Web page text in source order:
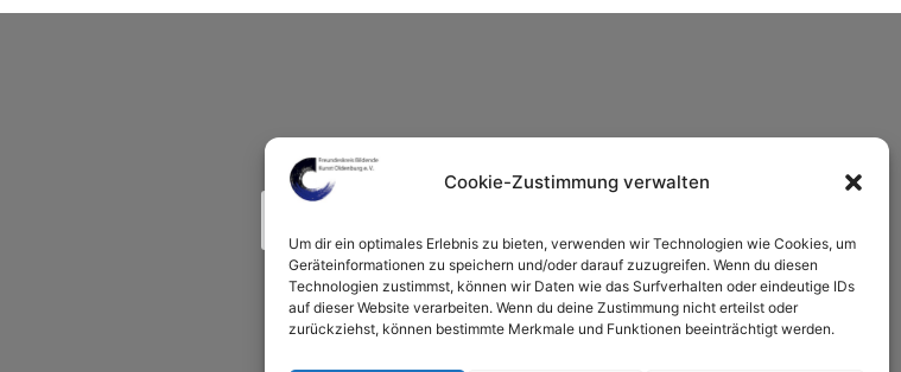
Cookie-Zustimmung verwalten
Um dir ein optimales Erlebnis zu bieten, verwenden wir Technologien wie Cookies, um
Geräteinformationen zu speichern und/oder darauf zuzugreifen. Wenn du diesen
Technologien zustimmst, können wir Daten wie das Surfverhalten oder eindeutige IDs
auf dieser Website verarbeiten. Wenn du deine Zustimmung nicht erteilst oder
zurückziehst, können bestimmte Merkmale und Funktionen beeinträchtigt werden.